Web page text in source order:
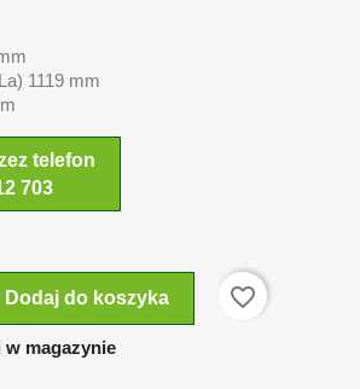
1119 mm
telefon
703
Dodaj do koszyka
favorite_border
magazynie